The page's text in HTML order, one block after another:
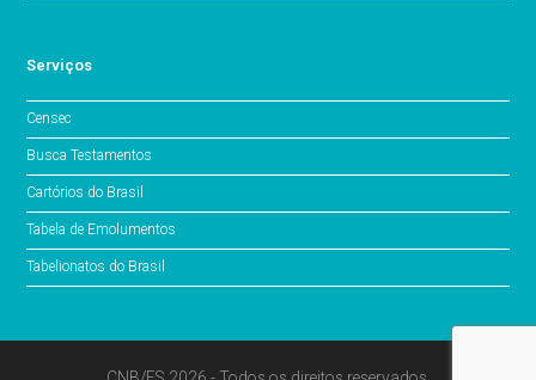
Serviços
Censec
Busca Testamentos
Cartórios do Brasil
Tabela de Emolumentos
Tabelionatos do Brasil